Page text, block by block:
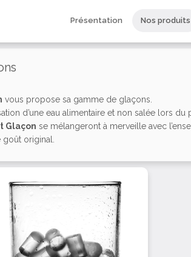
Présentation Nos produits
vous propose sa gamme de glaçons.
d’une eau alimentaire et non salée lors
Glaçon se mélangeront à merveille avec
original.